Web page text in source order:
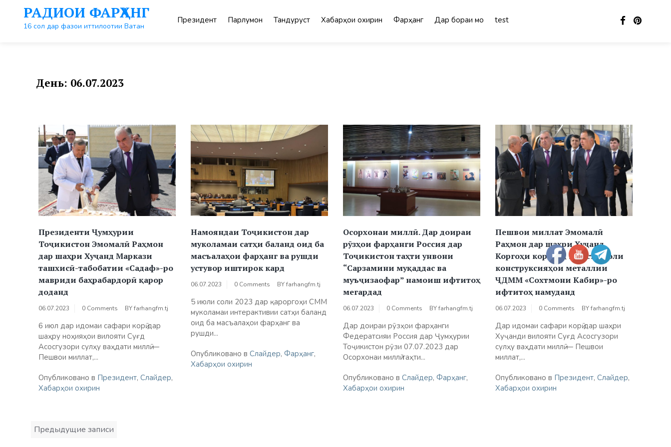
контенту
РАДИОИ ФАРҲАНГ
16 сол дар фазои иттилоотии Ватан
Президент Парлумон Тандурустӣ Хабарҳои охирин Фарҳанг Дар бораи мо test
День: 06.07.2023
Президенти Ҷумҳурии
Тоҷикистон Эмомалӣ Раҳмон
дар шаҳри Хуҷанд Маркази
ташхисӣ-табобатии «Садаф»-ро
мавриди баҳрабардорӣ қарор
доданд
06.07.2023 0 Comments BYfarhangfm.tj
6 июл дар идомаи сафари корӣ дар
шаҳру ноҳияҳои вилояти Суғд
Асосгузори сулҳу ваҳдати миллӣ —
Пешвои миллат,...
Опубликовано в Президент, Слайдер,
Хабарҳои охирин
Намояндаи Тоҷикистон дар
муколамаи сатҳи баланд оид ба
масъалаҳои фарҳанг ва рушди
устувор иштирок кард
06.07.2023 0 Comments BYfarhangfm.tj
5 июли соли 2023 дар қароргоҳи СММ
муколамаи интерактивии сатҳи баланд
оид ба масъалаҳои фарҳанг ва
рушди...
Опубликовано в Слайдер, Фарҳанг,
Хабарҳои охирин
Осорхонаи миллӣ. Дар доираи
рӯзҳои фарҳанги Россия дар
Тоҷикистон таҳти унвони
“Сарзамини муқаддас ва
муъҷизаофар” намоиш ифтитоҳ
мегардад
06.07.2023 0 Comments BYfarhangfm.tj
Дар доираи рӯзҳои фарҳанги
Федератсияи Россия дар Ҷумҳурии
Тоҷикистон рӯзи 07.07.2023 дар
Осорхонаи миллӣ таҳти...
Опубликовано в Слайдер, Фарҳанг,
Хабарҳои охирин
Пешвои миллат Эмомалӣ
Раҳмон дар шаҳри Хуҷанд
Коргоҳи коркард ва истеҳсоли
конструксияҳои металлии
ҶДММ «Сохтмони Кабир»-ро
ифтитоҳ намуданд
06.07.2023 0 Comments BYfarhangfm.tj
Дар идомаи сафари корӣ дар шаҳри
Хуҷанди вилояти Суғд Асосгузори
сулҳу ваҳдати миллӣ — Пешвои
миллат,...
Опубликовано в Президент, Слайдер,
Хабарҳои охирин
Навигация
по
Предыдущие записи